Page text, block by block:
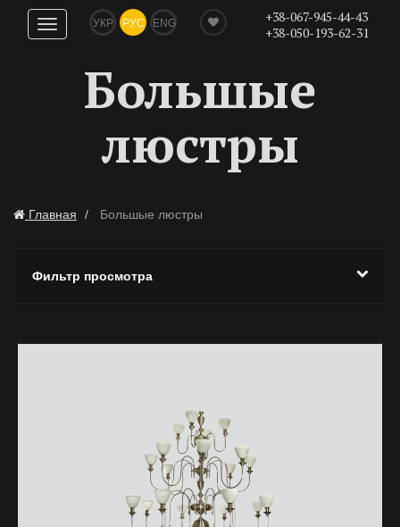
Показать
навигацию
УКР РУС ENG
+38-067-945-44-43
+38-050-193-62-31
Большые
люстры
Главная Большые люстры
Фильтр просмотра